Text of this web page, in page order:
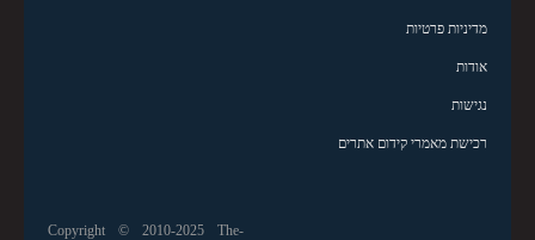
מדיניות פרטיות
אודות
נגישות
רכישת מאמרי קידום אתרים
Copyright © 2010-2025 The-